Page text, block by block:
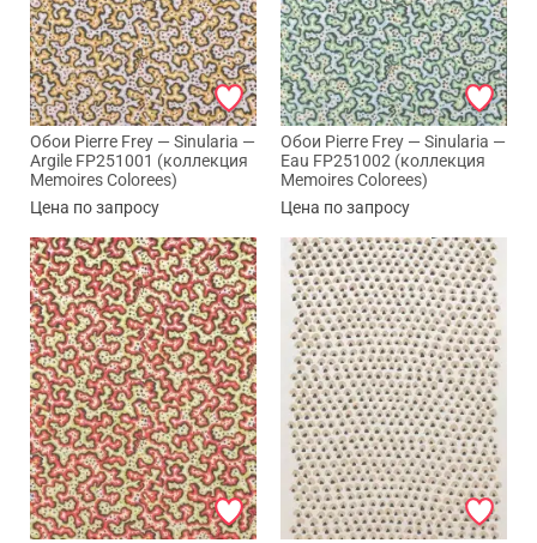
Обои Pierre Frey — Sinularia —
Argile FP251001 (коллекция
Memoires Colorees)
Цена по запросу
Обои Pierre Frey — Sinularia —
Eau FP251002 (коллекция
Memoires Colorees)
Цена по запросу